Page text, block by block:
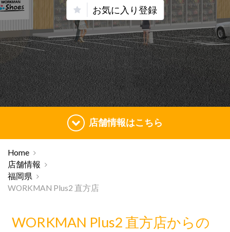
お気に入り登録
店舗情報はこちら
Home
店舗情報
福岡県
WORKMAN Plus2 直方店
WORKMAN Plus2 直方店からの